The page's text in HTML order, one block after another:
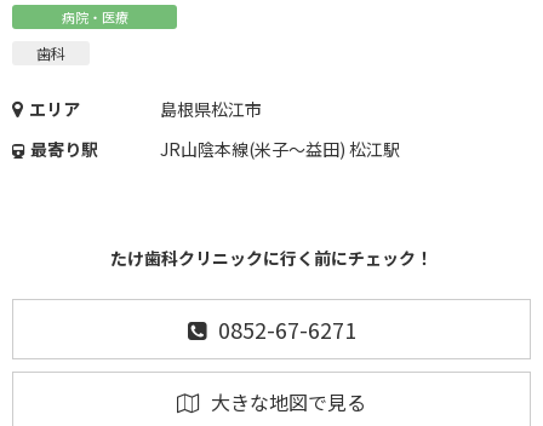
病院・医療
歯科
エリア
島根県松江市
最寄り駅
JR山陰本線(米子～益田) 松江駅
たけ歯科クリニックに行く前にチェック！
0852-67-6271
大きな地図で見る